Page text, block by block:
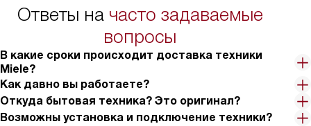
площадь. Для больших кастрюль и казанов это очень нужная
вещь. Имеется защита от перегрева, плюс к этому встроенный
охлаждающий вентилятор, то есть риск получить ожог сведен
к минимуму. Удобная штука – индикатор остаточного тепла. Я
очень оценил. Плюс блокировка. Плюс защитное отключение в
случае чего. Тут даже вопросов нет – безопасность на уровне.
Если подводить какой-то общий итог, то скажу, что техника –
огонь. Не разочаровался ни в чем. Даже отдельно проверив
Ответы на часто задаваемые
вопросы
В какие сроки происходит доставка техники
Miele?
Как давно вы работаете?
Откуда бытовая техника? Это оригинал?
Возможны установка и подключение техники?